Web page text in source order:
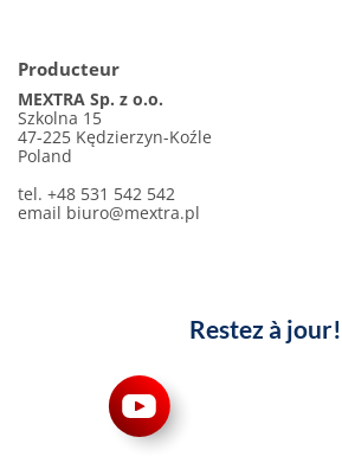
Producteur
MEXTRA Sp. z o.o.
Szkolna 15
47-225 Kędzierzyn-Koźle
Poland
tel. +48 531 542 542
email biuro@mextra.pl
Restez à jour!